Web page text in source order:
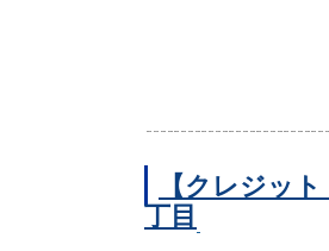
【クレジッ
丁目